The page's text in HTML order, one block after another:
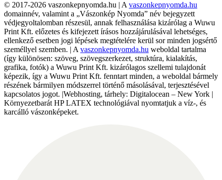
© 2017-2026 vaszonkepnyomda.hu | A vaszonkepnyomda.hu
domainnév, valamint a „Vászonkép Nyomda” név bejegyzett
védjegyoltalomban részesül, annak felhasználása kizárólag a Wuwu
Print Kft. előzetes és kifejezett írásos hozzájárulásával lehetséges,
ellenkező esetben jogi lépések megtételére kerül sor minden jogsértő
személlyel szemben. | A vaszonkepnyomda.hu weboldal tartalma
(így különösen: szöveg, szövegszerkezet, struktúra, kialakítás,
grafika, fotók) a Wuwu Print Kft. kizárólagos szellemi tulajdonát
képezik, így a Wuwu Print Kft. fenntart minden, a weboldal bármely
részének bármilyen módszerrel történő másolásával, terjesztésével
kapcsolatos jogot. |Webhosting, tárhely: Digitalocean – New York |
Környezetbarát HP LATEX technológiával nyomtatjuk a víz-, és
karcálló vászonképeket.